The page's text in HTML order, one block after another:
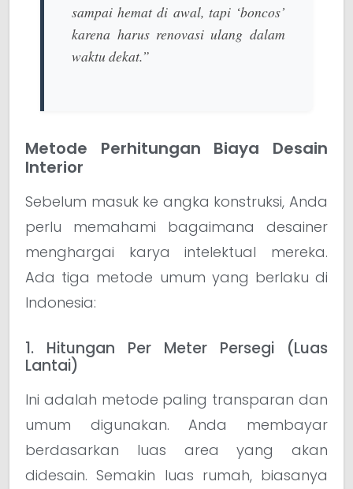
sampai hemat di awal, tapi ‘boncos’
karena harus renovasi ulang dalam
waktu dekat.”
Metode Perhitungan Biaya Desain
Interior
Sebelum masuk ke angka konstruksi, Anda
perlu memahami bagaimana desainer
menghargai karya intelektual mereka.
Ada tiga metode umum yang berlaku di
Indonesia:
1. Hitungan Per Meter Persegi (Luas
Lantai)
Ini adalah metode paling transparan dan
umum digunakan. Anda membayar
berdasarkan luas area yang akan
didesain. Semakin luas rumah, biasanya